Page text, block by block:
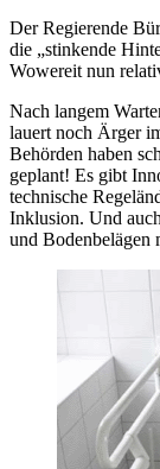
Der Regierende
die „stinkende
Wowereit nun
Nach langem
lauert noch Ärger
Behörden haben
geplant! Es gibt
technische
Inklusion. Und
und Bodenbelägen